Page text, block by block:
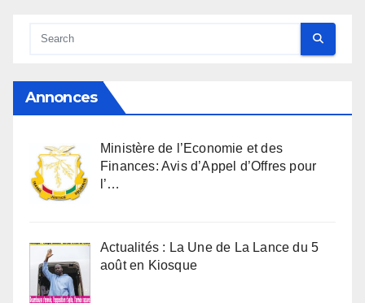
Annonces
Ministère de l’Economie et des
Finances: Avis d’Appel d’Offres pour
l’…
Actualités : La Une de La Lance du 5
août en Kiosque